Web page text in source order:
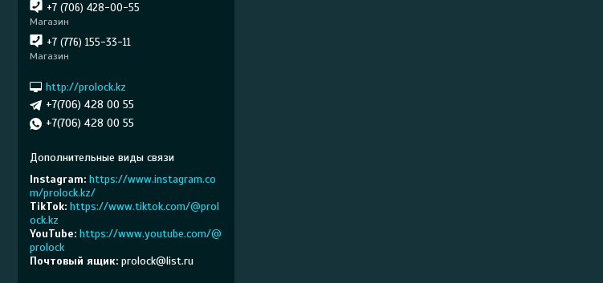
+7 (706) 428-00-55
Магазин
+7 (776) 155-33-11
Магазин
http://prolock.kz
+7(706) 428 00 55
+7(706) 428 00 55
Instagram https://www.instagram.co
m/prolock.kz/
TikTok https://www.tiktok.com/@prol
ock.kz
YouTube https://www.youtube.com/@
prolock
Почтовый ящик prolock@list.ru